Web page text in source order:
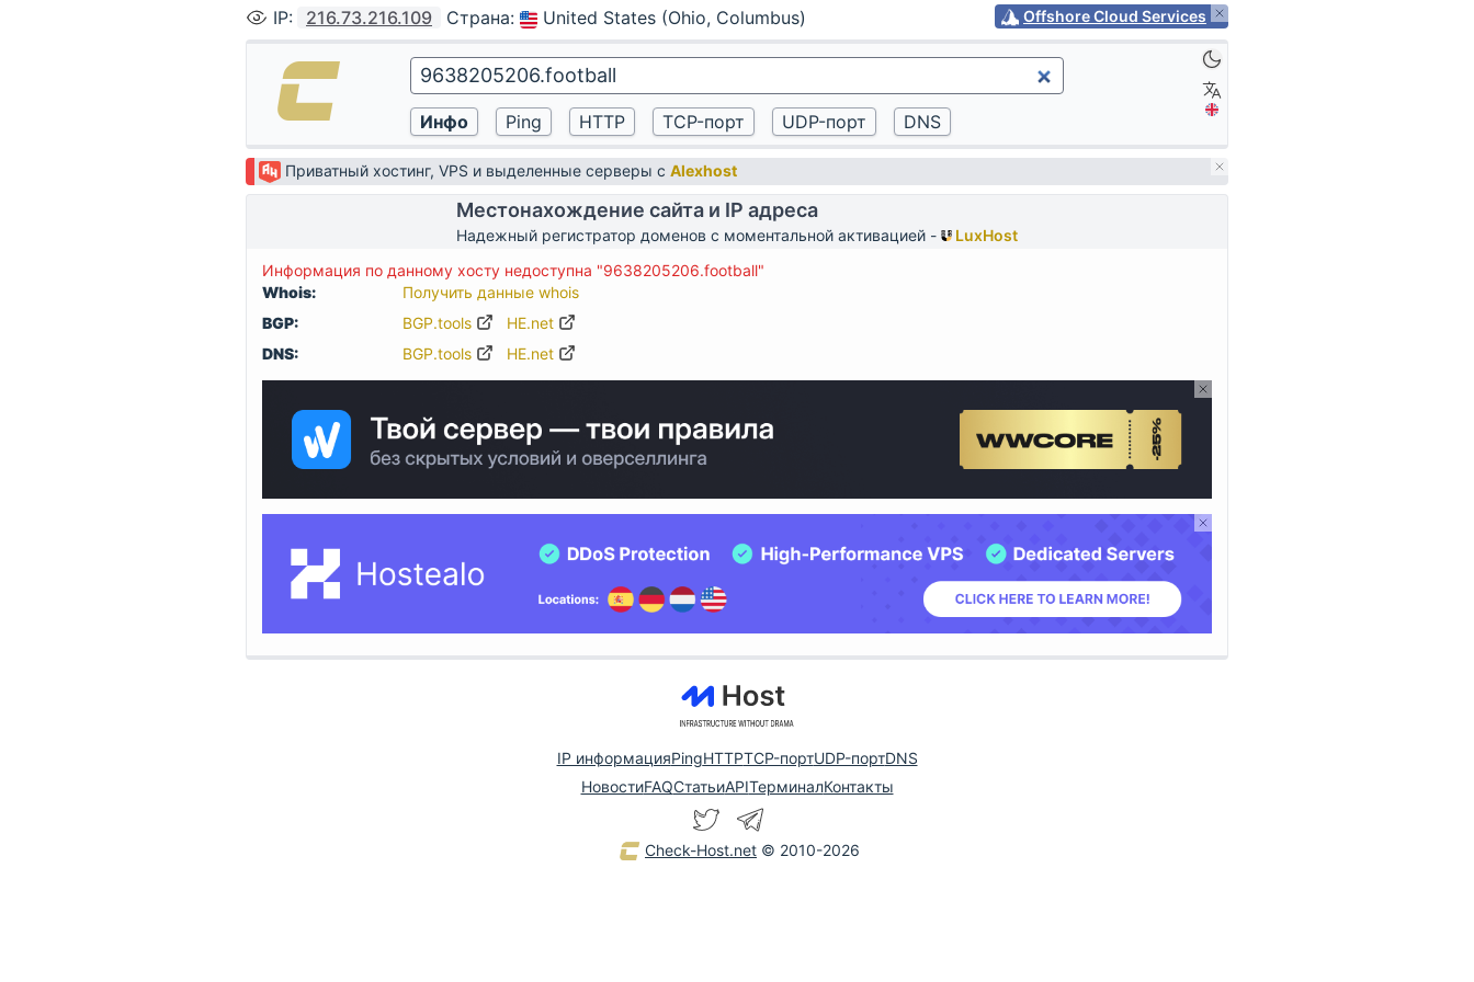
IP: 216.73.216.109 Страна: United States (Ohio, Columbus) Offshore Cloud Services
Приватный хостинг, VPS и выделенные серверы с Alexhost
Местонахождение сайта и IP адреса
Надежный регистратор доменов с моментальной активацией -
LuxHost
Информация по данному хосту недоступна "9638205206.football"
Whois:
Получить данные whois
BGP:
BGP.tools
HE.net
DNS:
BGP.tools HE.net
IP информацияPingHTTPTCP-портUDP-портDNS
НовостиFAQСтатьиAPIТерминалКонтакты
Check-Host.net © 2010-2026